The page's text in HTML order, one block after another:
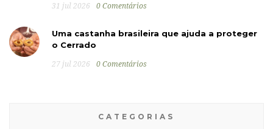
31 jul 2026 0 Comentários
Uma castanha brasileira que ajuda a proteger
o Cerrado
27 jul 2026 0 Comentários
CATEGORIAS